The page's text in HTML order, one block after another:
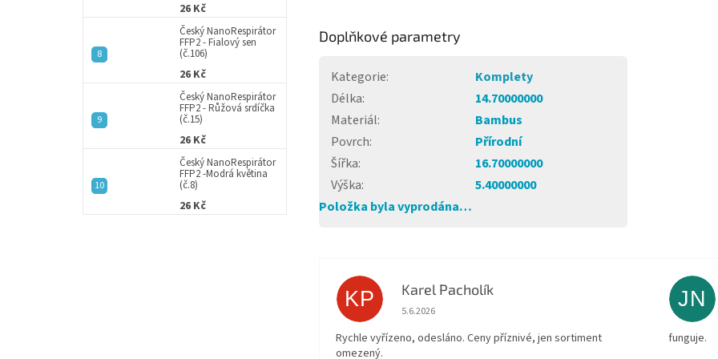
26 Kč
Český NanoRespirátor
FFP2 - Fialový sen
(č.106)
26 Kč
Český NanoRespirátor
FFP2 - Růžová srdíčka
(č.15)
26 Kč
Český NanoRespirátor
FFP2 -Modrá květina
(č.8)
26 Kč
Doplňkové parametry
Kategorie:
Komplety
Délka:
14.70000000
Materiál:
Bambus
Povrch:
Přírodní
Šířka:
16.70000000
Výška:
5.40000000
Položka byla vyprodána…
KP Karel Pacholík
Hodnocení obchodu je 4 z 5 hvězdiček.
5.6.2026
Rychle vyřízeno, odesláno. Ceny příznivé, jen sortiment
omezený.
JN
funguje.